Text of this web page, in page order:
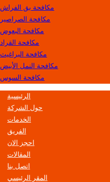
مكافحة بق الفراش
مكافحة الصراصير
مكافحة البعوض
مكافحة القراد
مكافحة البراغيث
مكافحة النمل الأبيض
مكافحة السوس
الرئيسية
حول الشركة
الخدمات
الفريق
احجز الان
المقالات
اتصل بنا
المقر الرئيسي